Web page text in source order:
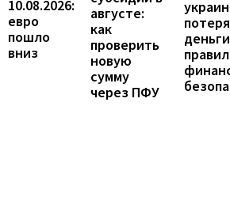
10.08.2026:
евро
пошло
вниз
августе:
как
проверить
новую
сумму
через ПФУ